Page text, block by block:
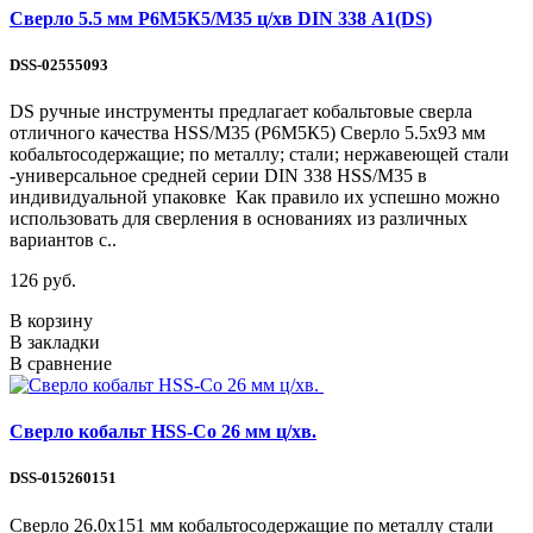
Сверло 5.5 мм Р6М5К5/М35 ц/хв DIN 338 А1(DS)
DSS-02555093
DS ручные инструменты предлагает кобальтовые сверла
отличного качества HSS/М35 (Р6М5К5) Сверло 5.5х93 мм
кобальтосодержащие; по металлу; стали; нержавеющей стали
-универсальное средней серии DIN 338 HSS/М35 в
индивидуальной упаковке Как правило их успешно можно
использовать для сверления в основаниях из различных
вариантов с..
126 руб.
В корзину
В закладки
В сравнение
Сверло кобальт HSS-Со 26 мм ц/хв.
DSS-015260151
Сверло 26.0х151 мм кобальтосодержащие по металлу стали